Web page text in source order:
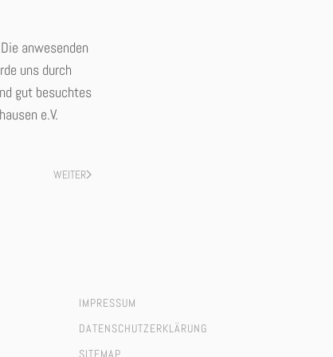
anwesenden
uns durch
gut besuchtes
e.V.
WEITER
IMPRESSUM
DATENSCHUTZERKLÄRUNG
SITEMAP